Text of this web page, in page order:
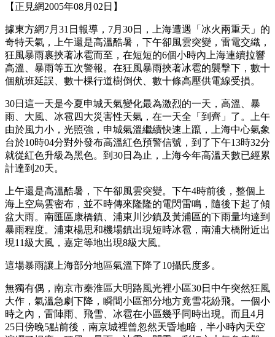
【正見網2005年08月02日】
據東方網7月31日報導，7月30日，上海遭遇「冰火兩重天」的
奇特天氣，上午還是高溫酷暑，下午卻風雲突變，雷電交織，
狂風暴雨裹挾著冰雹而至，在短短的6個小時內上海連續拉響
高溫、暴雨等五次警報。在狂風暴雨挾著冰雹的襲擊下，數十
個航班延誤、數十棵行道樹倒伏、數十條高壓供電線受損。
30日這一天是今夏申城天氣變化最為激烈的一天，高溫、暴
雨、大風、冰雹四大災害性天氣，在一天全「到齊」了。上午
由於風力小，光照強，申城氣溫繼續快速上躥，上海中心氣象
台於10時04分對外發布高溫紅色預警信號，到了下午13時32分
就從紅色升級為黑色。到30日為止，上海今年高溫天數已經累
計達到20天。
上午還是高溫酷暑，下午卻風雲突變。下午4時前後，整個上
海上空烏雲密布，並不時傳來隆隆的電閃雷鳴，隨後下起了傾
盆大雨。南匯區康橋鎮、浦東川沙鎮及黃浦區的下雨量均達到
暴雨程度。浦東楊思和機場鎮出現短時冰雹，南浦大橋附近出
現11級大風，嘉定等地出現8級大風。
這場暴雨讓上海部分地區氣溫下降了10攝氏度多。
無獨有偶，南京市秦淮區大明路風光裡小區30日中午突然狂風
大作，氣溫急劇下降，瞬間小區部分地方竟雪花紛飛。一個小
時之內，雷陣雨、飛雪、冰雹在小區幾乎同時出現。而且4月
25日傍晚5點前後，南京城裡曾忽然天昏地暗，半小時內天空